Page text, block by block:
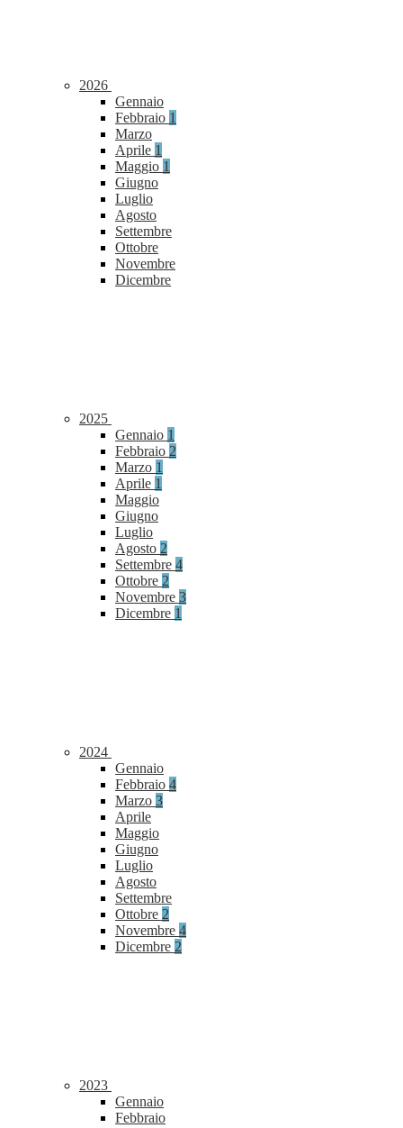
2026
Gennaio
Febbraio 1
Marzo
Aprile 1
Maggio 1
Giugno
Luglio
Agosto
Settembre
Ottobre
Novembre
Dicembre
2025
Gennaio 1
Febbraio 2
Marzo 1
Aprile 1
Maggio
Giugno
Luglio
Agosto 2
Settembre 4
Ottobre 2
Novembre 3
Dicembre 1
2024
Gennaio
Febbraio 4
Marzo 3
Aprile
Maggio
Giugno
Luglio
Agosto
Settembre
Ottobre 2
Novembre 4
Dicembre 2
2023
Gennaio
Febbraio